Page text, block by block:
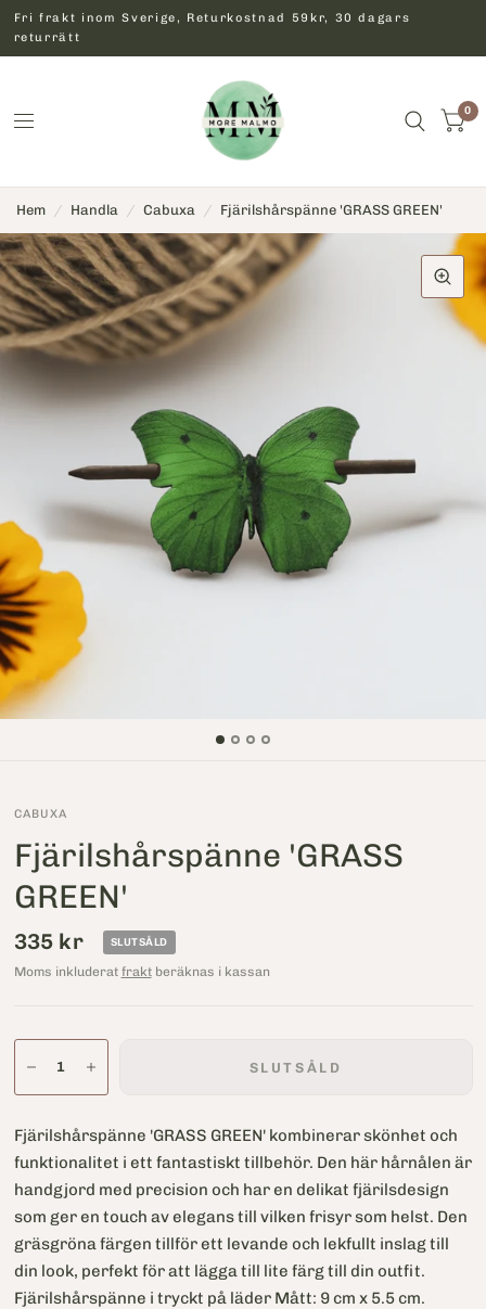
Fri frakt inom Sverige, Returkostnad 59kr, 30 dagars
returrätt
0
Hem / Handla / Cabuxa / Fjärilshårspänne 'GRASS GREEN'
CABUXA
Fjärilshårspänne 'GRASS
GREEN'
335 kr SLUTSÅLD
Moms inkluderat fraktberäknas i kassan
SLUTSÅLD
Fjärilshårspänne 'GRASS GREEN' kombinerar skönhet och
funktionalitet i ett fantastiskt tillbehör. Den här hårnålen är
handgjord med precision och har en delikat fjärilsdesign
som ger en touch av elegans till vilken frisyr som helst. Den
gräsgröna färgen tillför ett levande och lekfullt inslag till
din look, perfekt för att lägga till lite färg till din outfit.
Fjärilshårspänne i tryckt på läder Mått: 9 cm x 5.5 cm.